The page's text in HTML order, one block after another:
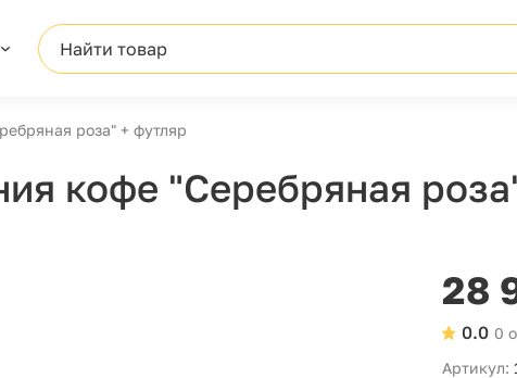
Найти товар
роза" + футляр
кофе "Серебряная
28
0
0.0
Артикул: